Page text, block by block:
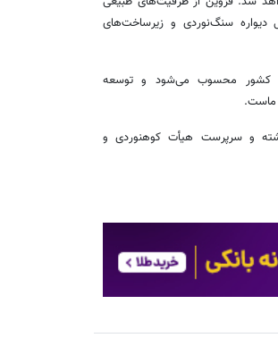
دیواره سنگ‌نوردی و زیرساخت‌های
کشور محسوب می‌شود و توسعه
ماست.
و سرپرست هیأت کوهنوردی و